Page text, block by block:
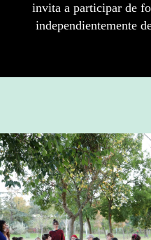
invita a participar de
independientemente